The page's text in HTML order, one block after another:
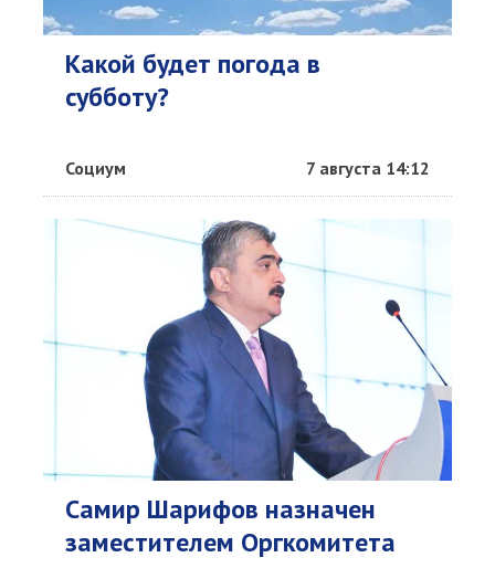
Какой будет погода в
субботу?
Социум 7 августа 14:12
Самир Шарифов назначен
заместителем Оргкомитета